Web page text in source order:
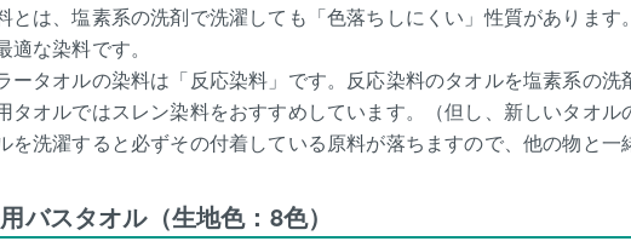
とは、塩素系の洗剤で洗濯しても「色落ちしにくい」性質がありま
適な染料です。
ータオルの染料は「反応染料」です。反応染料のタオルを塩素系の
タオルではスレン染料をおすすめしています。（但し、新しいタオ
を洗濯すると必ずその付着している原料が落ちますので、他の物と一
バスタオル（生地色：8色）